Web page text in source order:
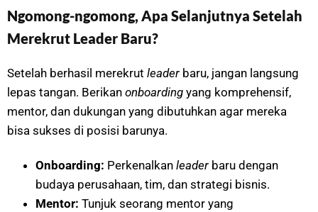
Ngomong-ngomong, Apa Selanjutnya Setelah
Merekrut Leader Baru?
Setelah berhasil merekrut leader baru, jangan langsung
lepas tangan. Berikan onboarding yang komprehensif,
mentor, dan dukungan yang dibutuhkan agar mereka
bisa sukses di posisi barunya.
Onboarding: Perkenalkan leader baru dengan
budaya perusahaan, tim, dan strategi bisnis.
Mentor: Tunjuk seorang mentor yang